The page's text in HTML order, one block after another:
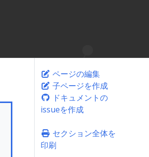
ページの編集
子ページを作成
ドキュメントの
issueを作成
セクション全体を
印刷